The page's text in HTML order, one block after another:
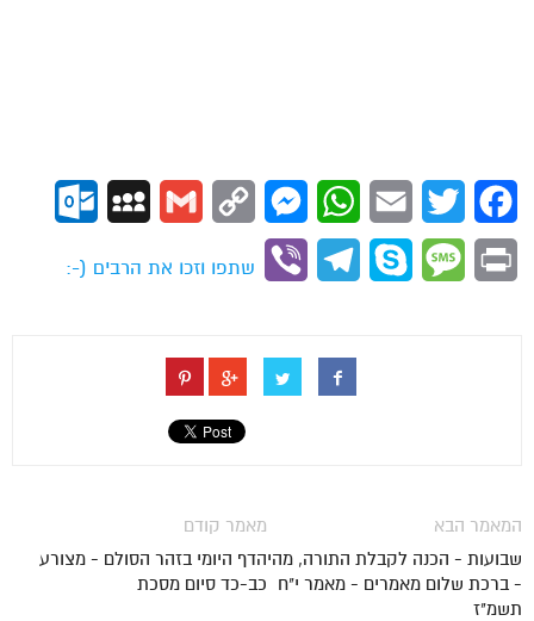
Facebook
Twitter
Email
WhatsApp
Messenger
Copy
Gmail
MySpace
Print
Message
Skype
Telegram
Viber
שתפו וזכו את הרבים (-:
מאמר קודם
הדף היומי בזהר הסולם - מצורע
כב-כד סיום מסכת
המאמר הבא
שבועות - הכנה לקבלת התורה, מהי
- ברכת שלום מאמרים - מאמר י"ח
תשמ"ז